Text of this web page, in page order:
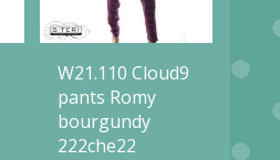
W21.110 Cloud9
pants Romy
bourgundy
222che22